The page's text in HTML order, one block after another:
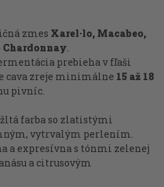
zmes Xarel·lo, Macabeo,
Chardonnay.
prebieha v fľaši
cava zreje minimálne 15 až 18
pivníc.
farba so zlatistými
vytrvalým perlením.
a expresívna s tónmi zelenej
a citrusovým